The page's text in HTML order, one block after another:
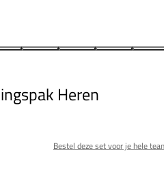
Heren
Bestel deze set voor je hele